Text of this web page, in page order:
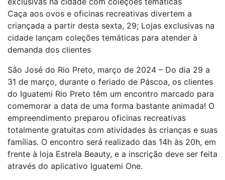
Caça aos ovos e oficinas recreativas divertem a
criançada a partir desta sexta, 29; Lojas exclusivas na
cidade lançam coleções temáticas para atender à
demanda dos clientes
São José do Rio Preto, março de 2024 – Do dia 29 a
31 de março, durante o feriado de Páscoa, os clientes
do Iguatemi Rio Preto têm um encontro marcado para
comemorar a data de uma forma bastante animada! O
empreendimento preparou oficinas recreativas
totalmente gratuitas com atividades às crianças e suas
famílias. O encontro será realizado das 14h às 20h, em
frente à loja Estrela Beauty, e a inscrição deve ser feita
através do aplicativo Iguatemi One.